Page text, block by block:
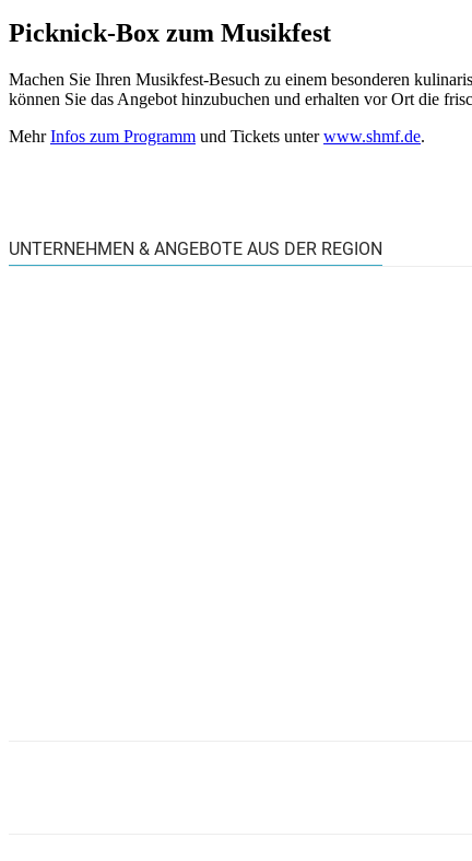
Picknick-Box zum Musikfest
Machen Sie Ihren Musikfest-Besuch zu einem besonderen
können Sie das Angebot hinzubuchen und erhalten vor Ort die
MehrInfos zum Programm und Tickets unterwww.shmf.de.